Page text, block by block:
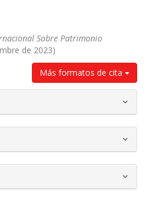
Sobre Patrimonio
de 2023)
Más formatos de cita